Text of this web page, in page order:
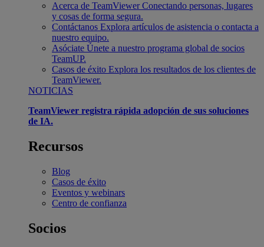
Acerca de TeamViewer Conectando personas, lugares
y cosas de forma segura.
Contáctanos Explora artículos de asistencia o contacta a
nuestro equipo.
Asóciate Únete a nuestro programa global de socios
TeamUP.
Casos de éxito Explora los resultados de los clientes de
TeamViewer.
NOTICIAS
TeamViewer registra rápida adopción de sus soluciones
de IA.
Recursos
Blog
Casos de éxito
Eventos y webinars
Centro de confianza
Socios